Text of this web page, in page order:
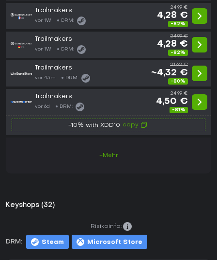
Trailmakers
vor 1W DRM:
24,99 €
4,28 €
-82%
Trailmakers
vor 1W DRM:
24,99 €
4,28 €
-82%
Trailmakers
vor 43m DRM:
21,62 €
~4,32 €
-80%
Trailmakers
vor 6d DRM:
24,99 €
4,50 €
-81%
-10% with XDD10 copy
+Mehr
Keyshops (32)
DRM: Steam Microsoft Store
Risikoinfo: